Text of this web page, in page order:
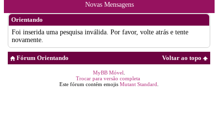
Novas Mensagens
Orientando
Foi inserida uma pesquisa inválida. Por favor, volte atrás e tente
novamente.
Voltar ao topo
Fórum Orientando
MyBB Móvel
Trocar para versão completa
Este fórum contém emojis Mutant Standard